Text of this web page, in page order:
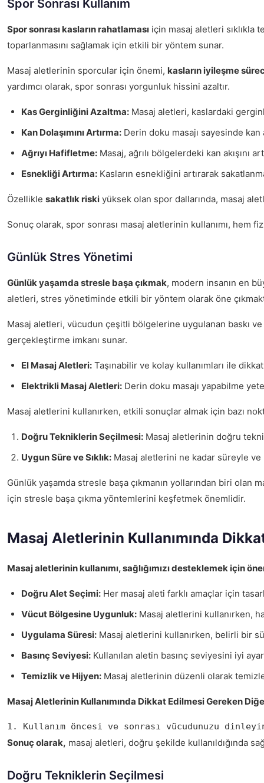
Spor Sonrası Kullanım
Spor sonrası kasların rahatlaması için masaj aletleri sıklıkla
toparlanmasını sağlamak için etkili bir yöntem sunar.
Masaj aletlerinin sporcular için önemi, kasların iyileşme
yardımcı olarak, spor sonrası yorgunluk hissini azaltır.
Kas Gerginliğini Azaltma: Masaj aletleri, kaslardaki
Kan Dolaşımını Artırma: Derin doku masajı sayesinde kan
Ağrıyı Hafifletme: Masaj, ağrılı bölgelerdeki kan akışını
Esnekliği Artırma: Kasların esnekliğini artırarak
Özellikle sakatlık riski yüksek olan spor dallarında, masaj
Sonuç olarak, spor sonrası masaj aletlerinin kullanımı, hem
Günlük Stres Yönetimi
Günlük yaşamda stresle başa çıkmak, modern insanın en
aletleri, stres yönetiminde etkili bir yöntem olarak öne
Masaj aletleri, vücudun çeşitli bölgelerine uygulanan baskı
gerçekleştirme imkanı sunar.
El Masaj Aletleri: Taşınabilir ve kolay kullanımları ile
Elektrikli Masaj Aletleri: Derin doku masajı yapabilme
Masaj aletlerini kullanırken, etkili sonuçlar almak için bazı
Doğru Tekniklerin Seçilmesi: Masaj aletlerinin doğru
Uygun Süre ve Sıklık: Masaj aletlerini ne kadar süreyle ve
Günlük yaşamda stresle başa çıkmanın yollarından biri olan
için stresle başa çıkma yöntemlerini keşfetmek önemlidir.
Masaj Aletlerinin Kullanımında
Masaj aletlerinin kullanımı, sağlığımızı desteklemek için
Doğru Alet Seçimi: Her masaj aleti farklı amaçlar için
Vücut Bölgesine Uygunluk: Masaj aletlerini kullanırken,
Uygulama Süresi: Masaj aletlerini kullanırken, belirli bir
Basınç Seviyesi: Kullanılan aletin basınç seviyesini iyi
Temizlik ve Hijyen: Masaj aletlerinin düzenli olarak
Masaj Aletlerinin Kullanımında Dikkat Edilmesi Gereken
1. Kullanım öncesi ve sonrası vücudunuzu
Sonuç olarak, masaj aletleri, doğru şekilde kullanıldığında
Doğru Tekniklerin Seçilmesi